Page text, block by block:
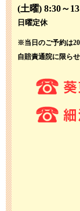
(土曜) 8:30～
日曜定休
※当日のご予約は20
自賠責通院に限らせ